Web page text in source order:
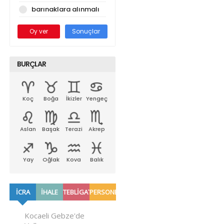
barınaklara alınmalı
Oy ver Sonuçlar
BURÇLAR
Koç Boğa İkizler Yengeç
Aslan Başak Terazi Akrep
Yay Oğlak Kova Balık